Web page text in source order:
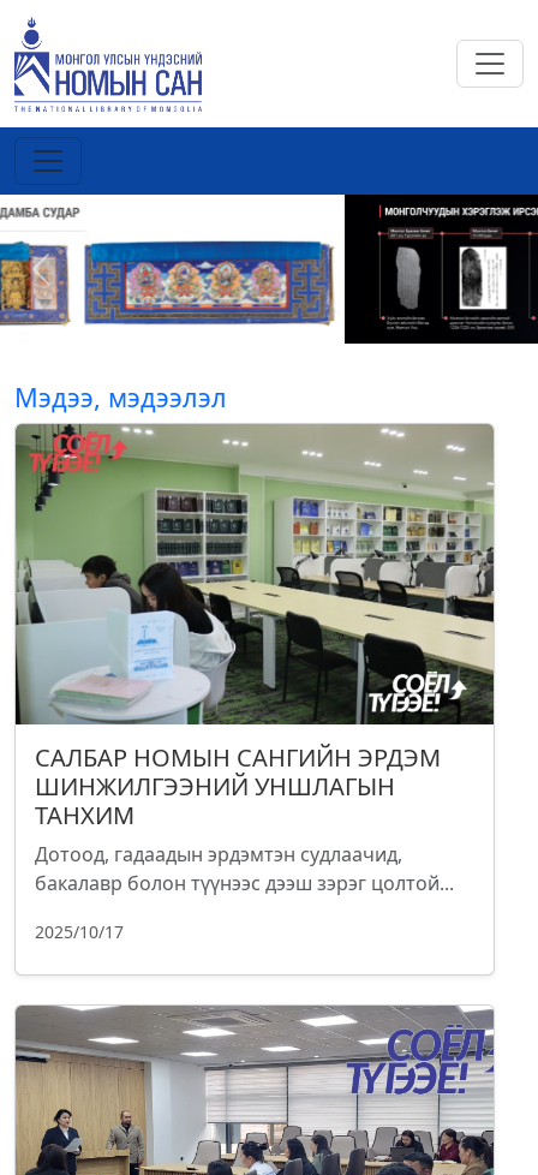
Previous Next
Мэдээ, мэдээлэл
САЛБАР НОМЫН САНГИЙН ЭРДЭМ
ШИНЖИЛГЭЭНИЙ УНШЛАГЫН
ТАНХИМ
Дотоод, гадаадын эрдэмтэн судлаачид,
бакалавр болон түүнээс дээш зэрэг цолтой...
2025/10/17